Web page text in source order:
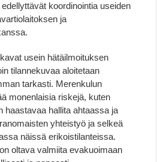
koordinointia useiden
ja
usein hätäilmoituksen
tilannekuvaa aloitetaan
tarkasti. Merenkulun
monenlaisia riskejä, kuten
haastavaa hallita ahtaassa ja
yhteistyö ja selkeä
näissä erikoistilanteissa.
oltava valmiita evakuoimaan